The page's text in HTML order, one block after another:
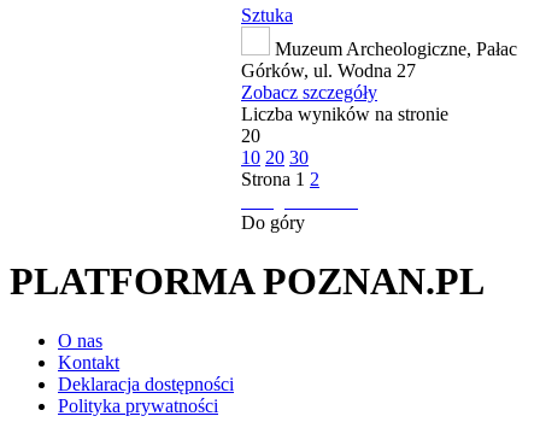
Sztuka
Muzeum Archeologiczne, Pałac
Górków, ul. Wodna 27
Zobacz szczegóły
Liczba wyników na stronie
20
10 20 30
Strona 1 2
Do góry
PLATFORMA POZNAN.PL
O nas
Kontakt
Deklaracja dostępności
Polityka prywatności